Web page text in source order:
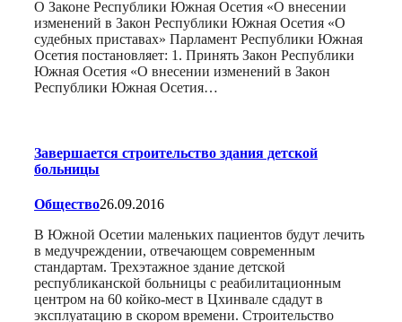
О Законе Республики Южная Осетия «О внесении
изменений в Закон Республики Южная Осетия «О
судебных приставах» Парламент Республики Южная
Осетия постановляет: 1. Принять Закон Республики
Южная Осетия «О внесении изменений в Закон
Республики Южная Осетия…
Завершается строительство здания детской
больницы
Общество26.09.2016
В Южной Осетии маленьких пациентов будут лечить
в медучреждении, отвечающем современным
стандартам. Трехэтажное здание детской
республиканской больницы с реабилитационным
центром на 60 койко-мест в Цхинвале сдадут в
эксплуатацию в скором времени. Строительство